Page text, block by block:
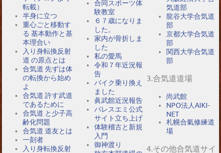
転載）
半身に立つ
重心ごと移動す
る 基本動作と基
本理合い
入り身転換反射
道 の原点とは
合気道 先ずは体
の転換から始め
よ
合気道 許す武道
であるために
合気道 と少子高
齢化問題
合気道 道友とは
一刻者
入り身転換反射
合同スポーツ体
験教室
６７歳になりま
した。
家内が骨折しま
した
私の愛馬
令和７年近況報
告
バイク乗り換え
ました
眞武館近況報告
パレスエミ公式
サイト立ち上げ
体験稽古と新規
入門
御神渡り
気道部
龍谷大学合気道
部
京都大学合気道
部
関西大学合気道
部
3.合気道道場
尚武館
NPO法人AIKI-
NET
札幌合氣修練道
場
4.その他合気道サイ